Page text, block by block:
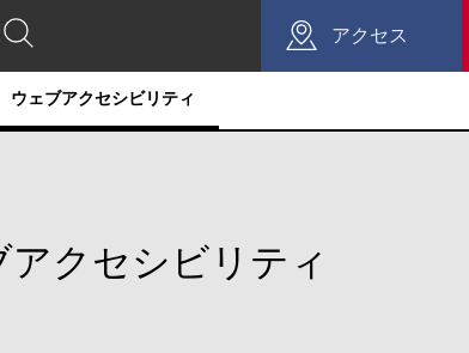
アクセス
ウェブアクセシビリティ
アクセシビリティ